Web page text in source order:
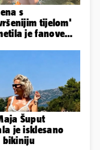
s
tijelom'
je fanove
Šuput
je isklesano
bikiniju